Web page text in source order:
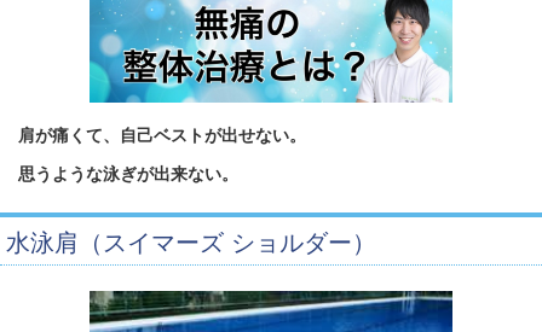
肩が痛くて、自己ベストが出せない。
思うような泳ぎが出来ない。
水泳肩（スイマーズ ショルダー）